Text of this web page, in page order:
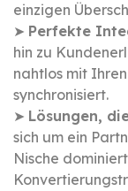
einzigen
➤ Perfekte
hin zu
nahtlos mit
synchronisiert.
➤ Lösungen,
sich um ein
Nische